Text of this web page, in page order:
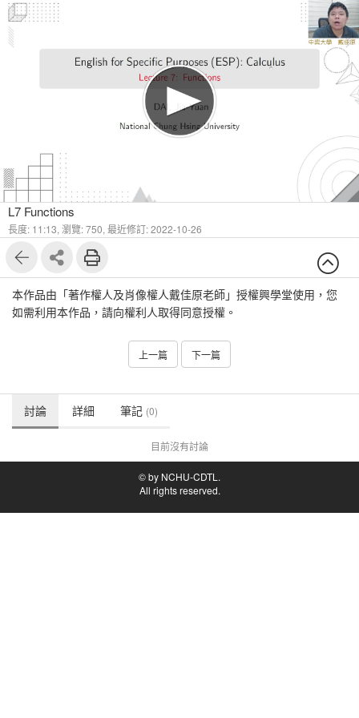
L7 Functions
長度: 11:13, 瀏覽: 750, 最近修訂: 2022-10-26
本作品由「著作權人及肖像權人戴佳原老師」授權興學堂使用，您
如需利用本作品，請向權利人取得同意授權。
上一篇 下一篇
討論 詳細 筆記 (0)
目前沒有討論
© by NCHU-CDTL.
All rights reserved.